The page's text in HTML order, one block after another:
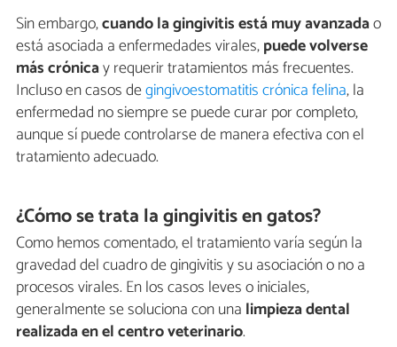
Sin embargo,cuando la gingivitis está muy avanzadao
está asociada a enfermedades virales,puede volverse
más crónicay requerir tratamientos más frecuentes.
Incluso en casos degingivoestomatitis crónica felina, la
enfermedad no siempre se puede curar por completo,
aunque sí puede controlarse de manera efectiva con el
tratamiento adecuado.
¿Cómo se trata la gingivitis en gatos?
Como hemos comentado, el tratamiento varía según la
gravedad del cuadro de gingivitis y su asociación o no a
procesos virales. En los casos leves o iniciales,
generalmente se soluciona con una limpieza dental
realizada en el centro veterinario.